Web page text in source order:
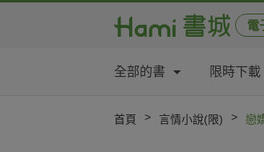
電
全部的書 限時下載
首頁 > 言情小說(限) > 戀